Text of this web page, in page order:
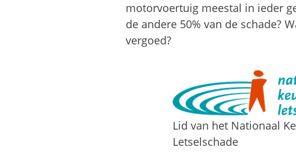
motorvoertuig meestal in ieder
de andere 50% van de schade?
vergoed?
Lid van het Nationaal
Letselschade